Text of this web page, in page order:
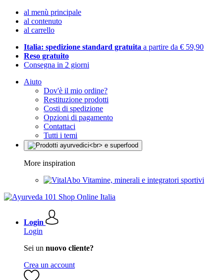
al menù principale
al contenuto
al carrello
Italia: spedizione standard gratuita a partire da € 59,90
Reso gratuito
Consegna in 2 giorni
Aiuto
Dov'è il mio ordine?
Restituzione prodotti
Costi di spedizione
Opzioni di pagamento
Contattaci
Tutti i temi
More inspiration
Vitamine, minerali e integratori sportivi
Login
Login
Sei un nuovo cliente?
Crea un account